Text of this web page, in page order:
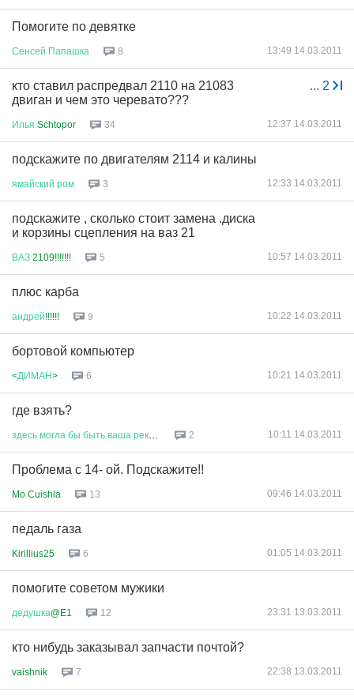
Помогите по девятке
Сенсей Папашка 8 13:49 14.03.2011
... 2
кто ставил распредвал 2110 на 21083
двиган и чем это черевато???
Илья Schtopor 34 12:37 14.03.2011
подскажите по двигателям 2114 и калины
ямайский ром 3 12:33 14.03.2011
подскажите , сколько стоит замена .диска
и корзины сцепления на ваз 21
ВАЗ 2109!!!!!!! 5 10:57 14.03.2011
плюс карба
андрей!!!!!! 9 10:22 14.03.2011
бортовой компьютер
<ДИМАН> 6 10:21 14.03.2011
где взять?
здесь могла бы быть ваша рекла 2 10:11 14.03.2011
Проблема с 14- ой. Подскажите!!
Mo Cuishla 13 09:46 14.03.2011
педаль газа
Kirillius25 6 01:05 14.03.2011
помогите советом мужики
дедушка@E1 12 23:31 13.03.2011
кто нибудь заказывал запчасти почтой?
vaishnik 7 22:38 13.03.2011